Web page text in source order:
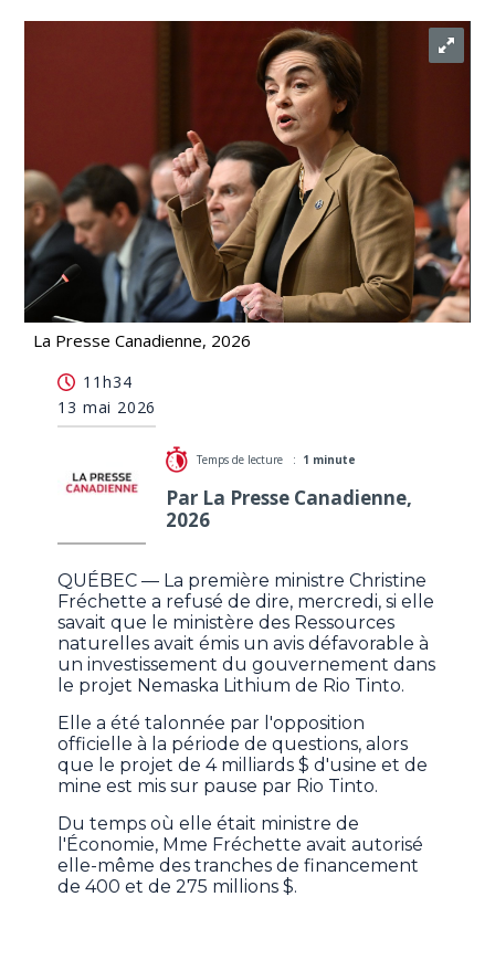
La Presse Canadienne, 2026
connaissait l'avis défavorable du MRNF
11h34
13 mai 2026
Temps de lecture : 1 minute
Par La Presse Canadienne,
2026
QUÉBEC — La première ministre Christine
Fréchette a refusé de dire, mercredi, si elle
savait que le ministère des Ressources
naturelles avait émis un avis défavorable à
un investissement du gouvernement dans
le projet Nemaska Lithium de Rio Tinto.
Elle a été talonnée par l'opposition
officielle à la période de questions, alors
que le projet de 4 milliards $ d'usine et de
mine est mis sur pause par Rio Tinto.
Du temps où elle était ministre de
l'Économie, Mme Fréchette avait autorisé
elle-même des tranches de financement
de 400 et de 275 millions $.